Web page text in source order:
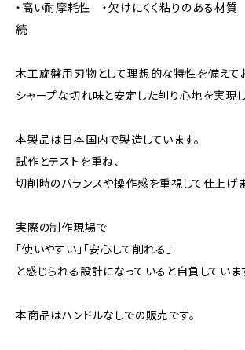
・高い耐摩耗性 ・欠けにくく粘りのある材質
続
木工旋盤用刃物として理想的な特性を備えてお
シャープな切れ味と安定した削り心地を実現し
本製品は日本国内で製造しています。
試作とテストを重ね、
切削時のバランスや操作感を重視して仕上げま
実際の制作現場で
「使いやすい」「安心して削れる」
と感じられる設計になっていると自負していま
本商品はハンドルなしでの販売です。